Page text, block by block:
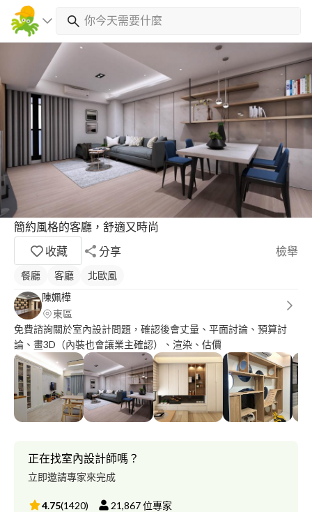
簡約風格的客廳，舒適又時尚
收藏
分享 檢舉
餐廳 客廳
北歐風
陳姵樺
東區
免費諮詢關於室內設計問題，確認後會丈量、平面討論、預算討
論、畫3D（內裝也會讓業主確認）、渲染、估價
正在找室內設計師嗎？
立即邀請專家來完成
4.75(1420) 21,867位專家